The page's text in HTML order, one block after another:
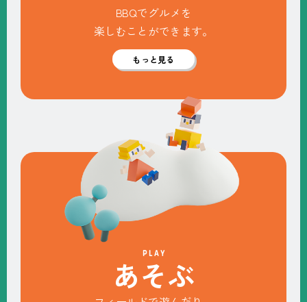
BBQでグルメを
楽しむことができます。
もっと見る
PLAY
あそぶ